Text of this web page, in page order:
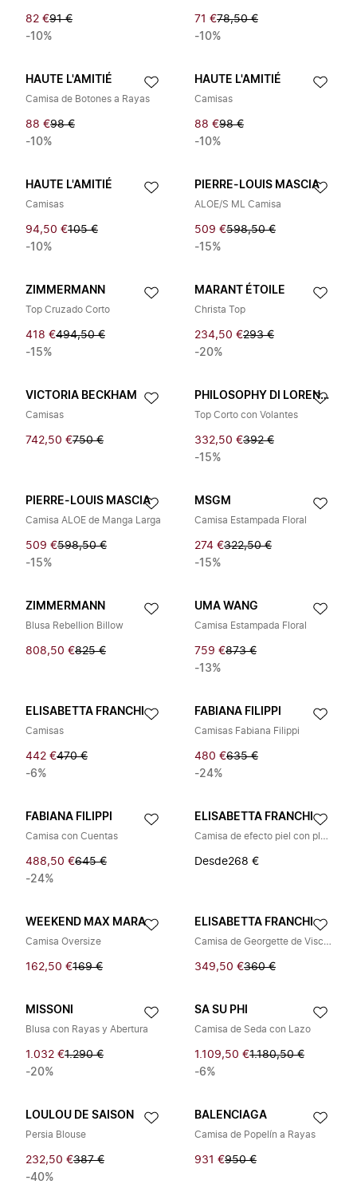
82 €91 €
-10%
71 €78,50 €
-10%
HAUTE L'AMITIÉ
Camisa de Botones a Rayas
88 €98 €
-10%
HAUTE L'AMITIÉ
Camisas
88 €98 €
-10%
HAUTE L'AMITIÉ
Camisas
94,50 €105 €
-10%
PIERRE-LOUIS MASCIA
ALOE/S ML Camisa
509 €598,50 €
-15%
ZIMMERMANN
Top Cruzado Corto
418 €494,50 €
-15%
MARANT ÉTOILE
Christa Top
234,50 €293 €
-20%
VICTORIA BECKHAM
Camisas
742,50 €750 €
PHILOSOPHY DI LORENZO SERAFINI
Top Corto con Volantes
332,50 €392 €
-15%
PIERRE-LOUIS MASCIA
Camisa ALOE de Manga Larga
509 €598,50 €
-15%
MSGM
Camisa Estampada Floral
274 €322,50 €
-15%
ZIMMERMANN
Blusa Rebellion Billow
808,50 €825 €
UMA WANG
Camisa Estampada Floral
759 €873 €
-13%
ELISABETTA FRANCHI
Camisas
442 €470 €
-6%
FABIANA FILIPPI
Camisas Fabiana Filippi
480 €635 €
-24%
FABIANA FILIPPI
Camisa con Cuentas
488,50 €645 €
-24%
ELISABETTA FRANCHI
Camisa de efecto piel con placa de logo
Desde268 €
WEEKEND MAX MARA
Camisa Oversize
162,50 €169 €
ELISABETTA FRANCHI
Camisa de Georgette de Viscosa con Cuello en V
349,50 €360 €
MISSONI
Blusa con Rayas y Abertura
1.032 €1.290 €
-20%
SA SU PHI
Camisa de Seda con Lazo
1.109,50 €1.180,50 €
-6%
LOULOU DE SAISON
Persia Blouse
232,50 €387 €
-40%
BALENCIAGA
Camisa de Popelín a Rayas
931 €950 €